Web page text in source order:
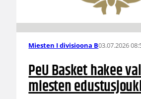
Miesten I divisioona B03.07.2026
PeU Basket hakee
miesten